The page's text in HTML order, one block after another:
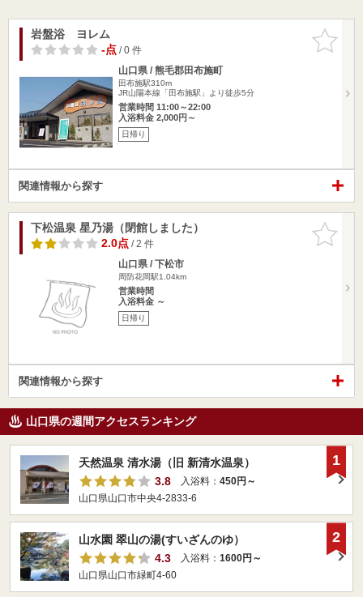
お気に入
りに追加
岩盤浴 ヨレム
-点/ 0 件
山口県 / 熊毛郡田布施町
田布施駅310m
JR山陽本線「田布施駅」より徒歩5分
営業時間 11:00～22:00
入浴料金 2,000円～
日帰り
関連情報から探す
お気に入
りに追加
下松温泉 星乃湯（閉館しました）
2.0点/ 2 件
山口県 / 下松市
周防花岡駅1.04km
営業時間
入浴料金 ～
日帰り
関連情報から探す
山口県の週間アクセスランキング
天然温泉 清水湯（旧 新清水温泉）
3.8
入浴料： 450円～
山口県山口市中央4-2833-6
1
山水園 翠山の湯(すいざんのゆ）
4.3
入浴料： 1600円～
山口県山口市緑町4-60
2